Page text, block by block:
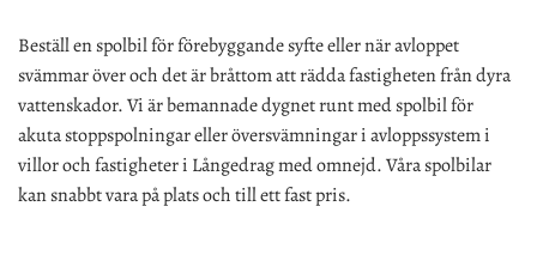
Beställ en spolbil för förebyggande syfte eller när avloppet
svämmar över och det är bråttom att rädda fastigheten från dyra
vattenskador. Vi är bemannade dygnet runt med spolbil för
akuta stoppspolningar eller översvämningar i avloppssystem i
villor och fastigheter i Långedrag med omnejd.Våra spolbilar
kan snabbt vara på plats och till ett fast pris.